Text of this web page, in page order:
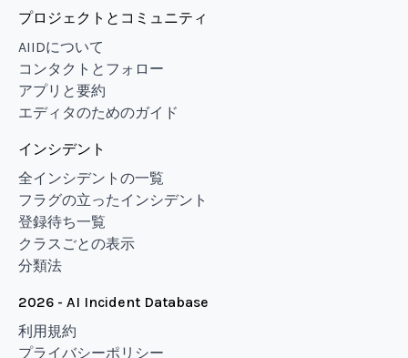
プロジェクトとコミュニティ
AIIDについて
コンタクトとフォロー
アプリと要約
エディタのためのガイド
インシデント
全インシデントの一覧
フラグの立ったインシデント
登録待ち一覧
クラスごとの表示
分類法
2026 - AI Incident Database
利用規約
プライバシーポリシー